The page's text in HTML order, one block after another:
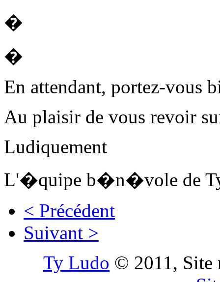
�
�
En attendant, portez-vous
Au plaisir de vous revoir
Ludiquement
L'�quipe b�n�vole de
< Précédent
Suivant >
Ty Ludo © 2011, Site